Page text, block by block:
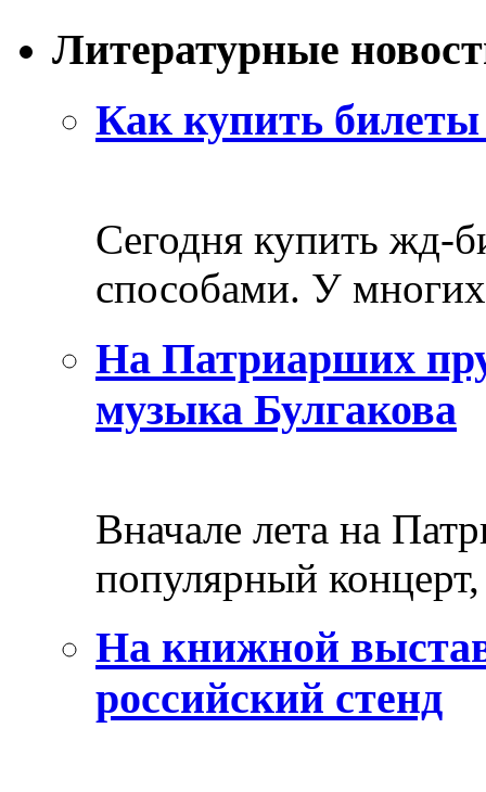
Литературные
Как купить билеты
Сегодня купить жд-
способами. У
На Патриарших
музыка Булгакова
Вначале лета на
популярный
На книжной
российский стенд